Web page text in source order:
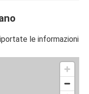
le informazioni